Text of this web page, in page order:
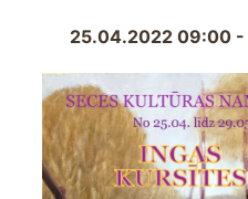
25.04.2022 09:00